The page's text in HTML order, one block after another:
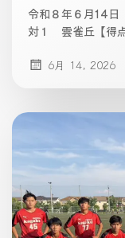
令和８年６月14
対１ 雲雀丘【
6月 14, 2026